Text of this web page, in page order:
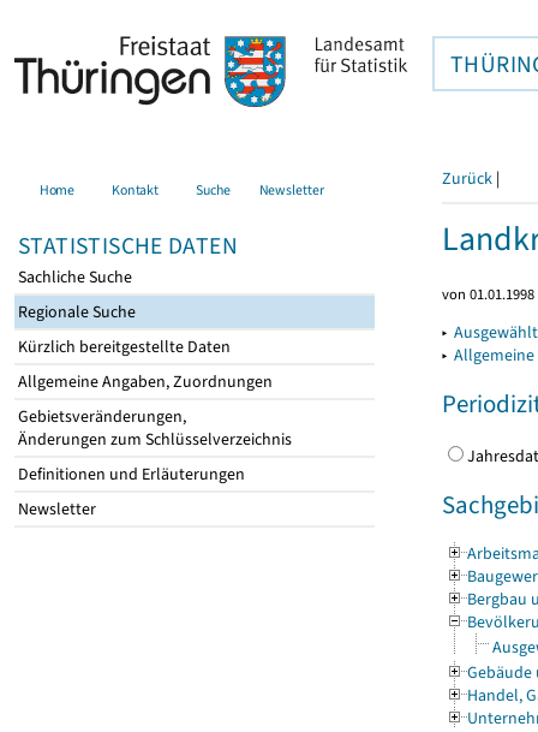
Home Kontakt Suche Newsletter
STATISTISCHE DATEN
Sachliche Suche
Regionale Suche
Kürzlich bereitgestellte Daten
Allgemeine Angaben, Zuordnungen
Gebietsveränderungen,
Änderungen zum Schlüsselverzeichnis
Definitionen und Erläuterungen
Newsletter
Zurück |
von
▸
▸
Bergbau
Gebäude
Handel,